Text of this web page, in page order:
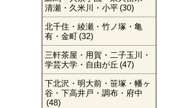
清瀬・久米川・小平 (30)
北千住・綾瀬・竹ノ塚・亀
有・金町 (32)
三軒茶屋・用賀・二子玉川・
学芸大学・自由が丘 (47)
下北沢・明大前・笹塚・幡ヶ
谷・下高井戸・調布・府中
(48)